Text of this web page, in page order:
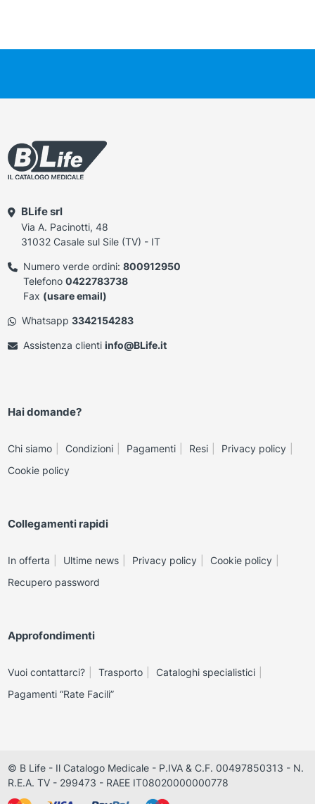
BLife srl
Via A. Pacinotti, 48
31032 Casale sul Sile (TV) - IT
Numero verde ordini: 800912950
Telefono 0422783738
Fax (usare email)
Whatsapp 3342154283
Assistenza clienti info@BLife.it
Hai domande?
Chi siamo Condizioni Pagamenti Resi
Privacy policy
Cookie policy
Collegamenti rapidi
In offerta Ultime news Privacy policy
Cookie policy
Recupero password
Approfondimenti
Vuoi contattarci? Trasporto
Cataloghi specialistici
Pagamenti “Rate Facili”
© B Life - Il Catalogo Medicale - P.IVA & C.F. 00497850313 - N.
R.E.A. TV - 299473 - RAEE IT08020000000778